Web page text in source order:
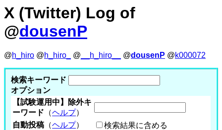
X (Twitter) Log of
@dousenP
@h_hiro @h_hiro_ @ __h_hiro__ @dousenP @k000072
検索キーワード
オプション
【試験運用中】除外キ
ーワード （ヘルプ）
自動投稿 （ヘルプ） 検索結果に含める